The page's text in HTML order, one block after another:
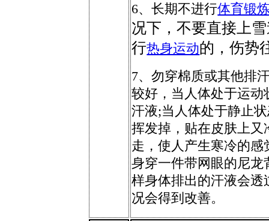
6、长期不进行体育锻
况下，不要直接上
行热身运动的，伤势
7、勿穿棉质或其他排
较好，当人体处于运
汗液;当人体处于静止
挥发掉，贴在皮肤上
走，使人产生寒冷的
身穿一件带网眼的尼
样身体排出的汗液会
况会得到改善。